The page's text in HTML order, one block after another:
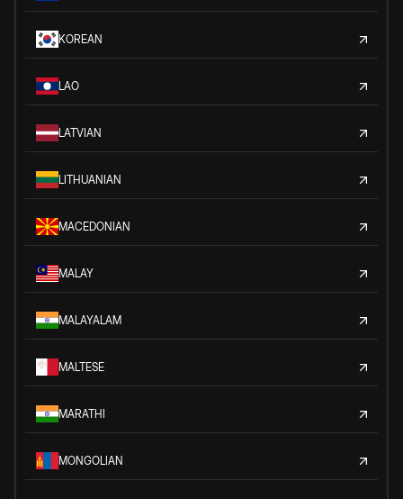
KOREAN
LAO
LATVIAN
LITHUANIAN
MACEDONIAN
MALAY
MALAYALAM
MALTESE
MARATHI
MONGOLIAN